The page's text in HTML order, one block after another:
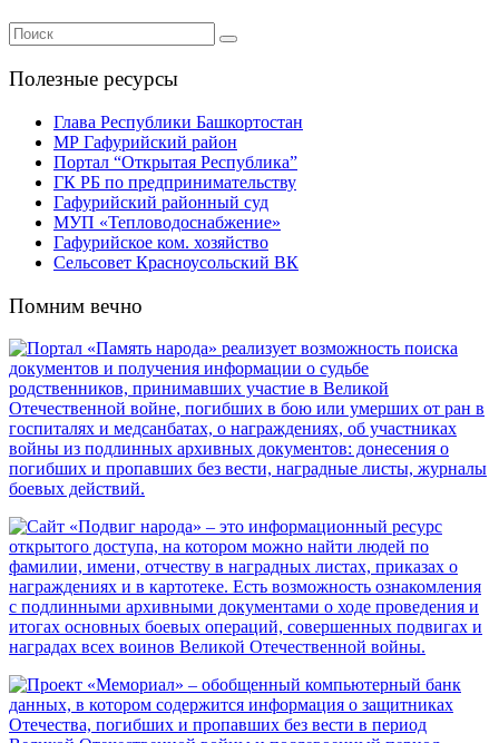
Полезные ресурсы
Глава Республики Башкортостан
МР Гафурийский район
Портал “Открытая Республика”
ГК РБ по предпринимательству
Гафурийский районный суд
МУП «Тепловодоснабжение»
Гафурийское ком. хозяйство
Сельсовет Красноусольский ВК
Помним вечно